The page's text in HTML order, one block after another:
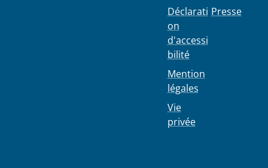
Déclarati
on
d'accessi
bilité
Mention
légales
Vie
privée
Presse